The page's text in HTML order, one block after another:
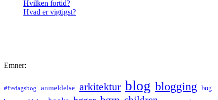
Hvilken fortid?
Hvad er vigtigst?
Emner:
#fredagsbog anmeldelse arkitektur blog blogging bog